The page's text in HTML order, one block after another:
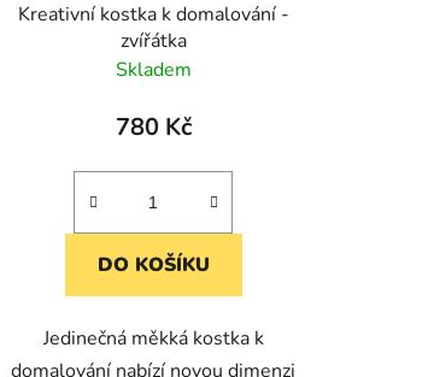
Kreativní kostka k domalování -
zvířátka
Skladem
780 Kč
DO KOŠÍKU
Jedinečná měkká kostka k
domalování nabízí novou dimenzi